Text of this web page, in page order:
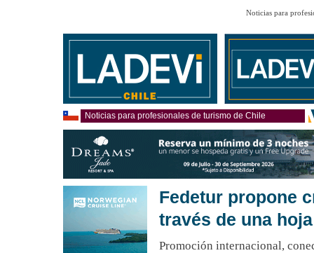
Noticias para
Noticias para profesionales de turismo de Chile
Fedetur propone
través de una
Promoción internacional,